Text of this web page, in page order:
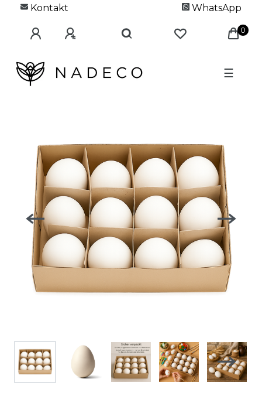
Kontakt WhatsApp
0
☰